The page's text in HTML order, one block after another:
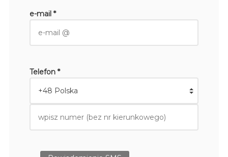
e-mail *
Telefon *